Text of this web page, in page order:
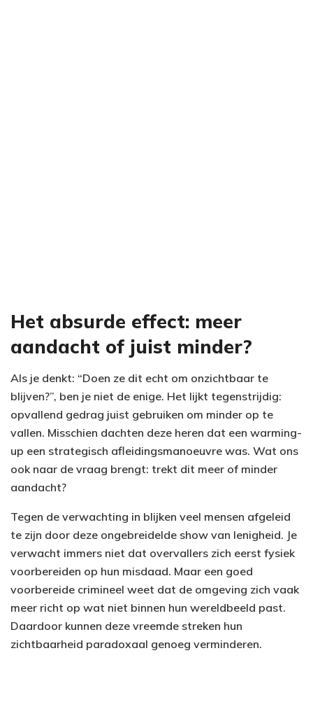
Het absurde effect: meer
aandacht of juist minder?
Als je denkt: “Doen ze dit echt om onzichtbaar te
blijven?”, ben je niet de enige. Het lijkt tegenstrijdig:
opvallend gedrag juist gebruiken om minder op te
vallen. Misschien dachten deze heren dat een warming-
up een strategisch afleidingsmanoeuvre was. Wat ons
ook naar de vraag brengt: trekt dit meer of minder
aandacht?
Tegen de verwachting in blijken veel mensen afgeleid
te zijn door deze ongebreidelde show van lenigheid. Je
verwacht immers niet dat overvallers zich eerst fysiek
voorbereiden op hun misdaad. Maar een goed
voorbereide crimineel weet dat de omgeving zich vaak
meer richt op wat niet binnen hun wereldbeeld past.
Daardoor kunnen deze vreemde streken hun
zichtbaarheid paradoxaal genoeg verminderen.